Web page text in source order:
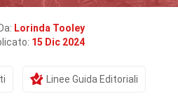
Lorinda Tooley
15 Dic 2024
Linee Guida Editoriali